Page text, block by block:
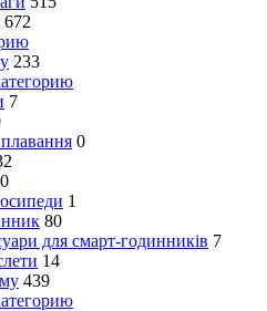
672
233
7
0
1
80
для смарт-годинників 7
14
439